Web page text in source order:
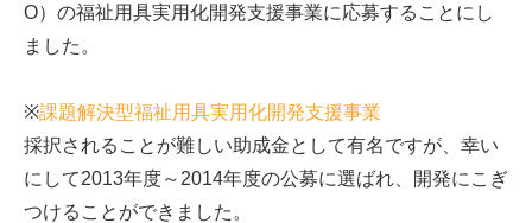
O）の福祉用具実用化開発支援事業に応募することにし
ました。
※課題解決型福祉用具実用化開発支援事業
採択されることが難しい助成金として有名ですが、幸い
にして2013年度～2014年度の公募に選ばれ、開発にこぎ
つけることができました。